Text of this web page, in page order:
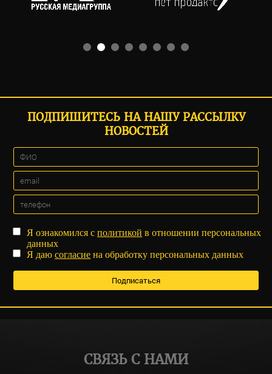
ПОДПИШИТЕСЬ НА НАШУ РАССЫЛКУ
НОВОСТЕЙ
Я ознакомился сполитикой в отношении персональных
данных
Я даюсогласие на обработку персональных данных
СВЯЗЬ С НАМИ